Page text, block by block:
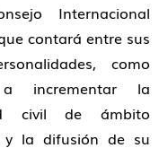
Internacional
contará entre sus
como
incrementar la
civil de ámbito
y la difusión de su